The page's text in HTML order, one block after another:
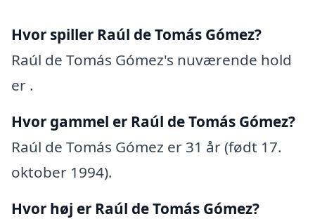
Hvor spiller Raúl de Tomás Gómez?
Raúl de Tomás Gómez's nuværende hold
er .
Hvor gammel er Raúl de Tomás Gómez?
Raúl de Tomás Gómez er 31 år (født 17.
oktober 1994).
Hvor høj er Raúl de Tomás Gómez?